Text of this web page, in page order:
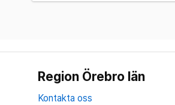
Region Örebro län
Kontakta oss